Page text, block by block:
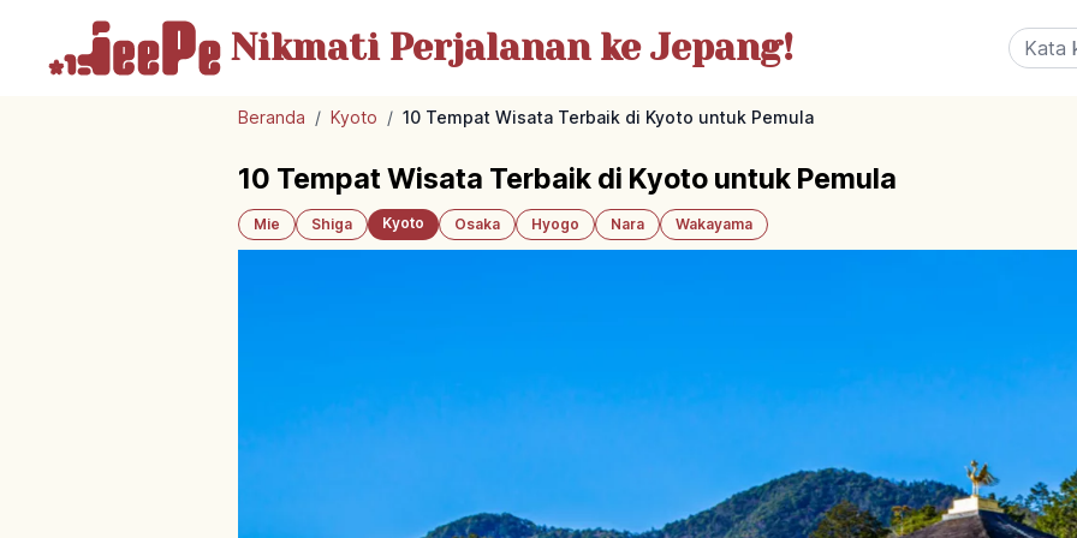
Nikmati Perjalananke Jepang!
Beranda / Kyoto / 10 Tempat Wisata Terbaik di Kyoto untuk Pemula
10 Tempat Wisata Terbaik di Kyoto untuk Pemula
Mie Shiga Kyoto Osaka Hyogo Nara Wakayama